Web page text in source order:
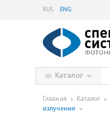
Главная Каталог
излучения
RUS ENG
Каталог